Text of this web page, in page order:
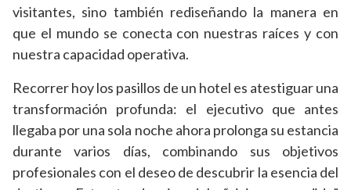
visitantes, sino también rediseñando la manera en
que el mundo se conecta con nuestras raíces y con
nuestra capacidad operativa.
Recorrer hoy los pasillos de un hotel es atestiguar una
transformación profunda: el ejecutivo que antes
llegaba por una sola noche ahora prolonga su estancia
durante varios días, combinando sus objetivos
profesionales con el deseo de descubrir la esencia del